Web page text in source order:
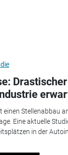
einen Stellenabbau
Eine aktuelle
in der